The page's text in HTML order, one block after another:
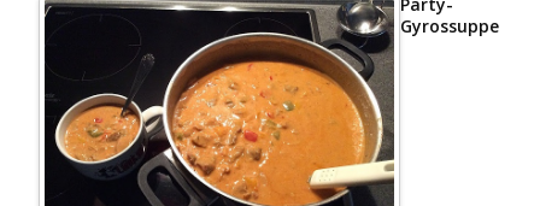
Gyrossuppe